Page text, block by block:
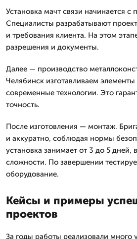
Установка мачт связи начинается с
Специалисты разрабатывают
и требования клиента. На этом
разрешения и документы.
Далее — производство
Челябинск изготавливаем элементы
современные технологии. Это
точность.
После изготовления — монтаж.
и аккуратно, соблюдая нормы
установка занимает от 3 до 5 дней,
сложности. По завершении
оборудование.
Кейсы и примеры
проектов
За годы работы реализовали много